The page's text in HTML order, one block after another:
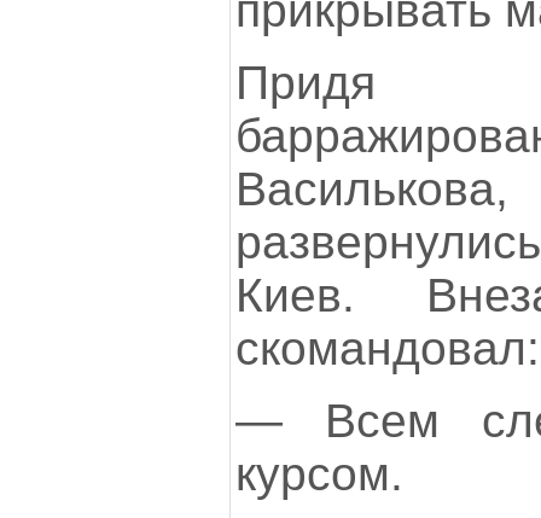
Киев.
скомандовал:
— Всем
курсом.